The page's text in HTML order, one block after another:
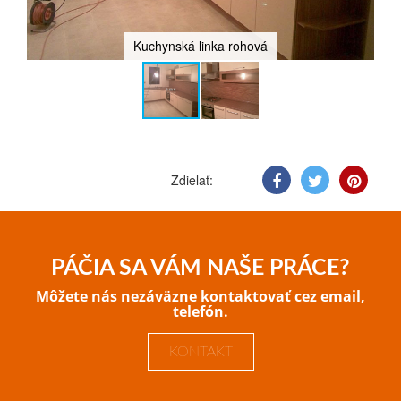
Kuchynská linka rohová
Zdielať:
PÁČIA SA VÁM NAŠE PRÁCE?
Môžete nás nezáväzne kontaktovať cez email,
telefón.
KONTAKT